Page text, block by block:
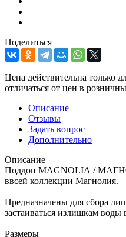
Поделиться
Цена действительна только
отличаться от цен в
Описание
Отзывы
Задать вопрос
Дополнительно
Описание
Поддон MAGNOLIА /
ввсей коллекции Магнолия.
Предназначены для сбора
застаиваться излишкам воды
Размеры